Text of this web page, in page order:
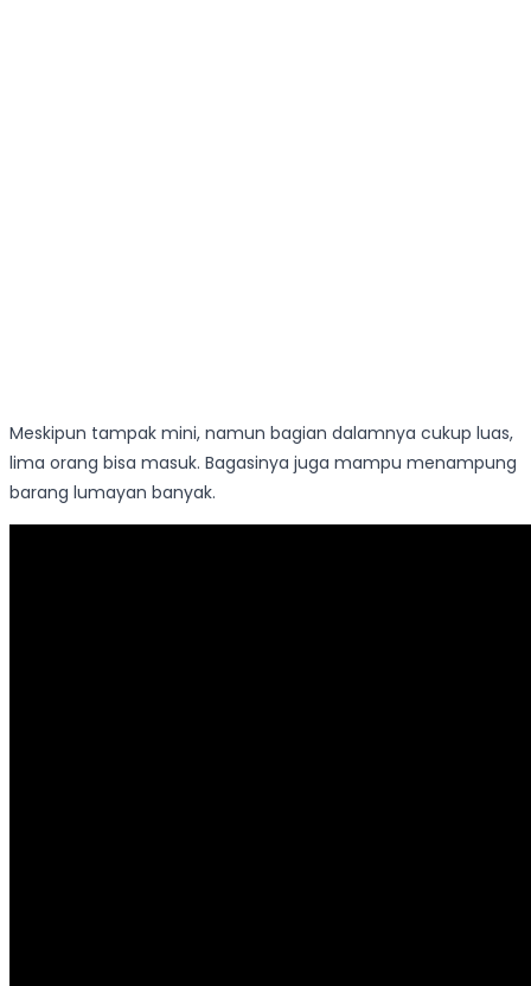
Meskipun tampak mini, namun bagian dalamnya cukup luas,
lima orang bisa masuk. Bagasinya juga mampu menampung
barang lumayan banyak.